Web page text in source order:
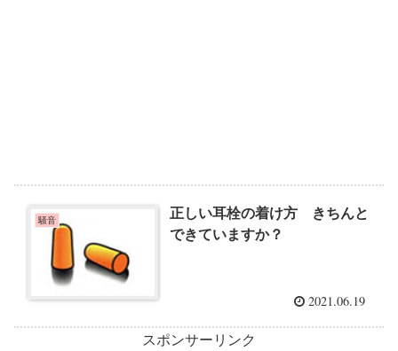
騒音
正しい耳栓の着け方 きちんと
できていますか？
2021.06.19
スポンサーリンク